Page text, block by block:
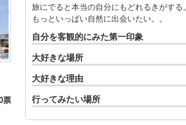
票
旅にでると本当の自分にもどれるきがする。
もっといっぱい自然に出会いたい。。
自分を客観的にみた第一印象
大好きな場所
大好きな理由
行ってみたい場所